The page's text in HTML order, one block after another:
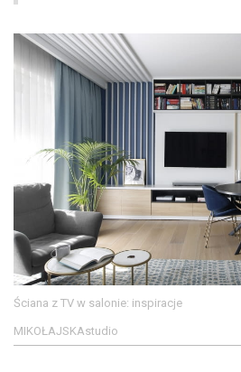
Ściana z TV w salonie: inspiracje
MIKOŁAJSKAstudio